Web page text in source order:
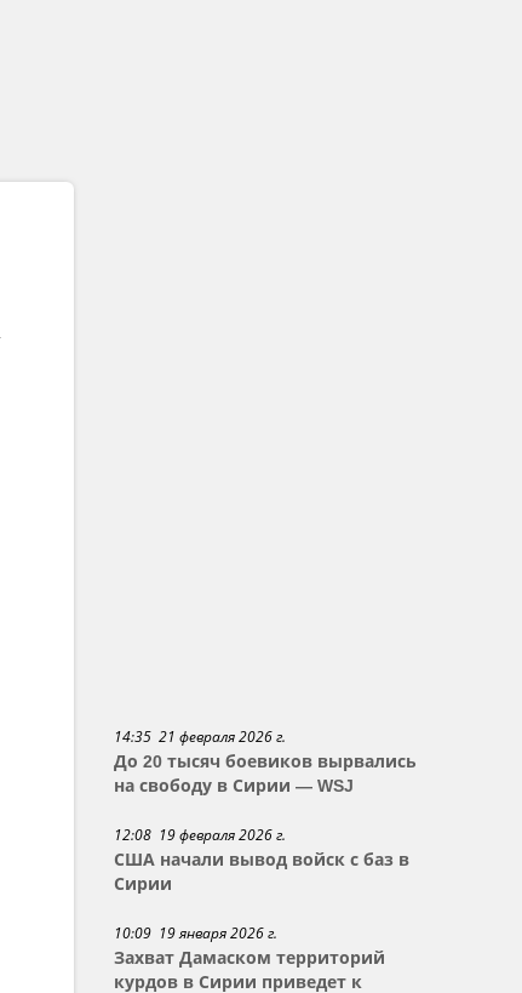
14:35 21 февраля 2026 г.
До 20 тысяч боевиков вырвались
на свободу в Сирии — WSJ
12:08 19 февраля 2026 г.
США начали вывод войск с баз в
Сирии
10:09 19 января 2026 г.
Захват Дамаском территорий
курдов в Сирии приведет к